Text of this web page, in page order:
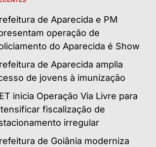
de Aparecida e PM
operação de
do Aparecida é Show
de Aparecida amplia
de jovens à imunização
inicia Operação Via Livre para
fiscalização de
irregular
de Goiânia moderniza